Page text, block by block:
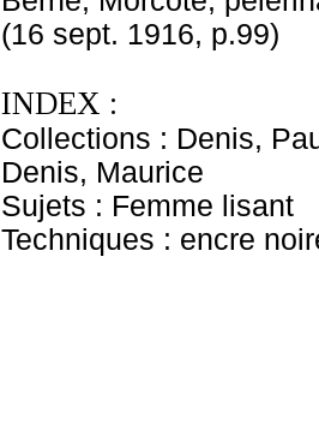
(16 sept. 1916, p.99)
INDEX :
Collections : Denis,
Denis, Maurice
Sujets : Femme lisant
Techniques : encre